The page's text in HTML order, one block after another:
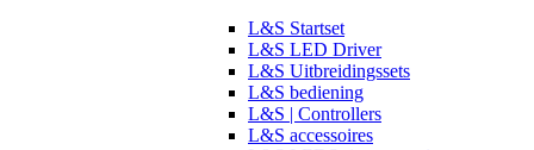
L&S Startset
L&S LED Driver
L&S Uitbreidingssets
L&S bediening
L&S | Controllers
L&S accessoires